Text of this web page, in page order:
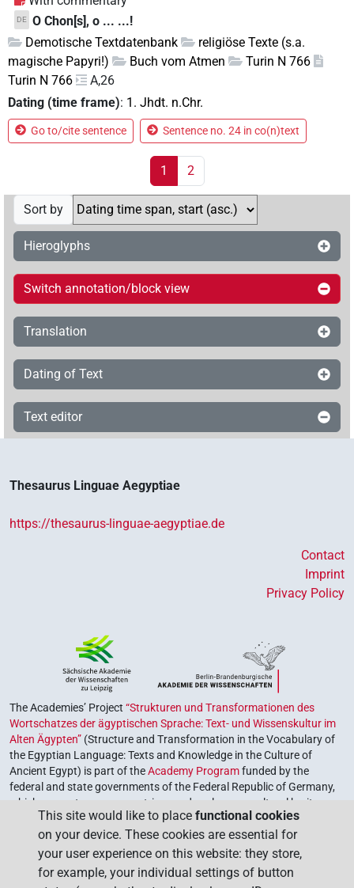
DE O Chon[s], o ... ...!
Demotische Textdatenbank
religiöse Texte (s.a.
magische Papyri!)
Buch vom Atmen
Turin N 766
Turin N 766
A,26
Dating (time frame): 1. Jhdt. n.Chr.
Go to/cite sentence Sentence no. 24 in co(n)text
1 2
Sort by
Hieroglyphs
Switch annotation/block view
Translation
Dating of Text
Text editor
Thesaurus Linguae Aegyptiae
https://thesaurus-linguae-aegyptiae.de
Contact
Imprint
Privacy Policy
The Academies’ Project “Strukturen und Transformationen des
Wortschatzes der ägyptischen Sprache: Text- und Wissenskultur im
Alten Ägypten” (Structure and Transformation in the Vocabulary of
the Egyptian Language: Texts and Knowledge in the Culture of
Ancient Egypt) is part of theAcademy Programfunded by the
federal and state governments of the Federal Republic of Germany,
which serves to preserve, retrieve and explore our cultural heritage.
The program is coordinated by theUnion of the German Academies
of Sciences and Humanities.
This site would like to place functional cookies
on your device. These cookies are essential for
your user experience on this website: they store,
for example, your individual settings of button